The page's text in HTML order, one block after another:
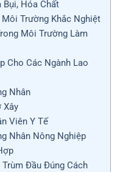
Bụi, Hóa Chất
Trường Khắc Nghiệt
Môi Trường Làm
Cho Các Ngành Lao
Nhân
Xây
Viên Y Tế
Nhân Nông Nghiệp
Trùm Đầu Đúng Cách